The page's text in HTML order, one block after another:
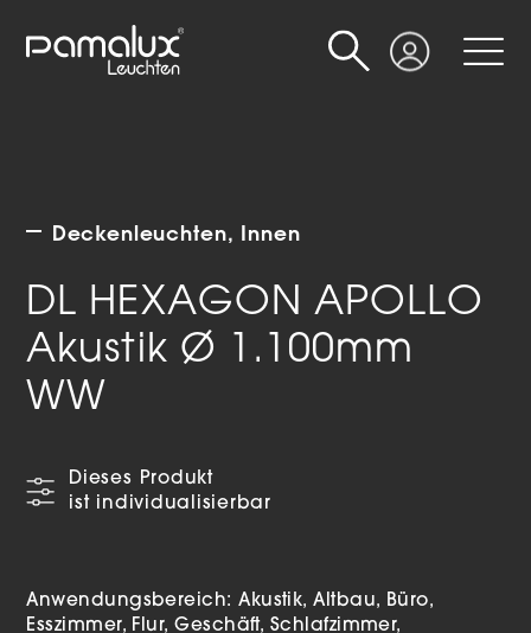
Login
Suche
Deckenleuchten Innen
DL HEXAGON APOLLO
Akustik Ø 1.100mm
WW
Dieses Produkt
ist individualisierbar
Anwendungsbereich:Akustik Altbau
Büro
Esszimmer
Flur Geschäft
Schlafzimmer